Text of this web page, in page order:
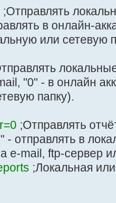
;Отправлять
в онлайн-
или сетевую
"0" - в онлайн
папку).
;Отправлять
- отправлять в
e-mail, ftp-сервер
;Локальная